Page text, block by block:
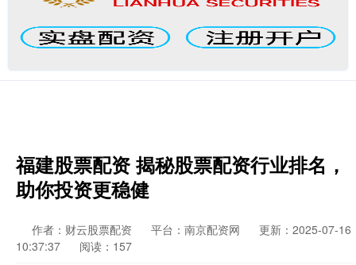
福建股票配资 揭秘股票配资行业排名，
助你投资更稳健
作者：财云股票配资 平台：南京配资网
更新：2025-07-16
10:37:37
阅读：157